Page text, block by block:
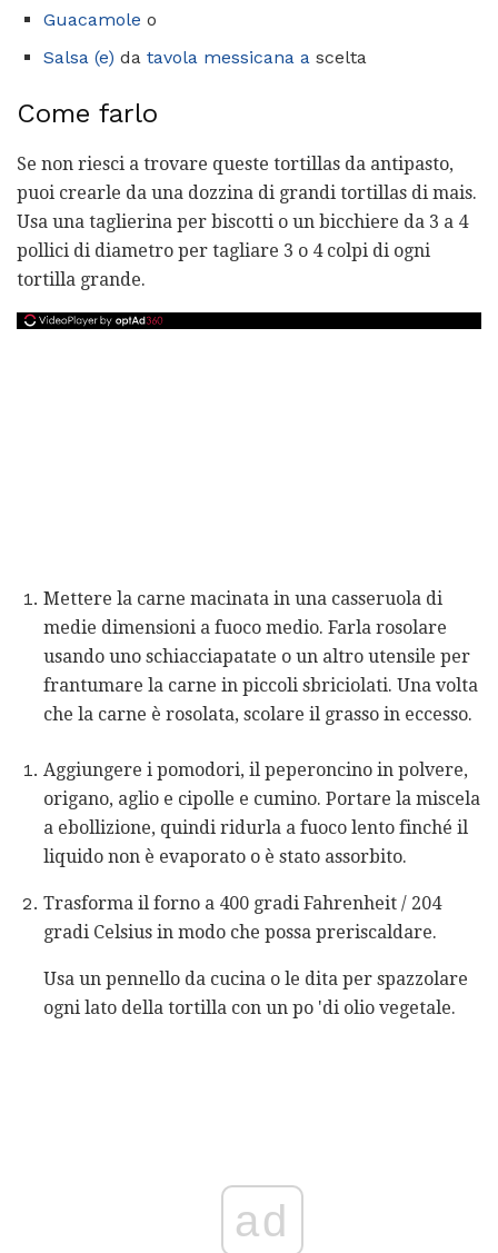
Guacamole o
Salsa (e) da tavola messicana a scelta
Come farlo
Se non riesci a trovare queste tortillas da antipasto,
puoi crearle da una dozzina di grandi tortillas di mais.
Usa una taglierina per biscotti o un bicchiere da 3 a 4
pollici di diametro per tagliare 3 o 4 colpi di ogni
tortilla grande.
Mettere la carne macinata in una casseruola di
medie dimensioni a fuoco medio. Farla rosolare
usando uno schiacciapatate o un altro utensile per
frantumare la carne in piccoli sbriciolati. Una volta
che la carne è rosolata, scolare il grasso in eccesso.
Aggiungere i pomodori, il peperoncino in polvere,
origano, aglio e cipolle e cumino. Portare la miscela
a ebollizione, quindi ridurla a fuoco lento finché il
liquido non è evaporato o è stato assorbito.
Trasforma il forno a 400 gradi Fahrenheit / 204
gradi Celsius in modo che possa preriscaldare.
Usa un pennello da cucina o le dita per spazzolare
ogni lato della tortilla con un po 'di olio vegetale.
ad